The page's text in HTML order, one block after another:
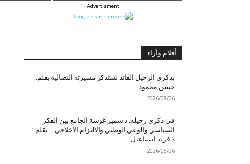
- Advertisment -
أقلام واَراء
بذكرى الرحيل القائد نستذكر مسيرته النضالية بقلم:
حسن محمود
2026/08/06
في ذكرى رحيله: د.سمير غوشة الجامع بين الفكر
السياسي والوعي الوطني والالتزام الأخلاقي … بقلم :
د.فريد اسماعيل
2026/08/06